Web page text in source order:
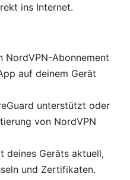
ins Internet.
NordVPN-Abonnement
auf deinem Gerät
unterstützt oder
von NordVPN
deines Geräts aktuell,
und Zertifikaten.